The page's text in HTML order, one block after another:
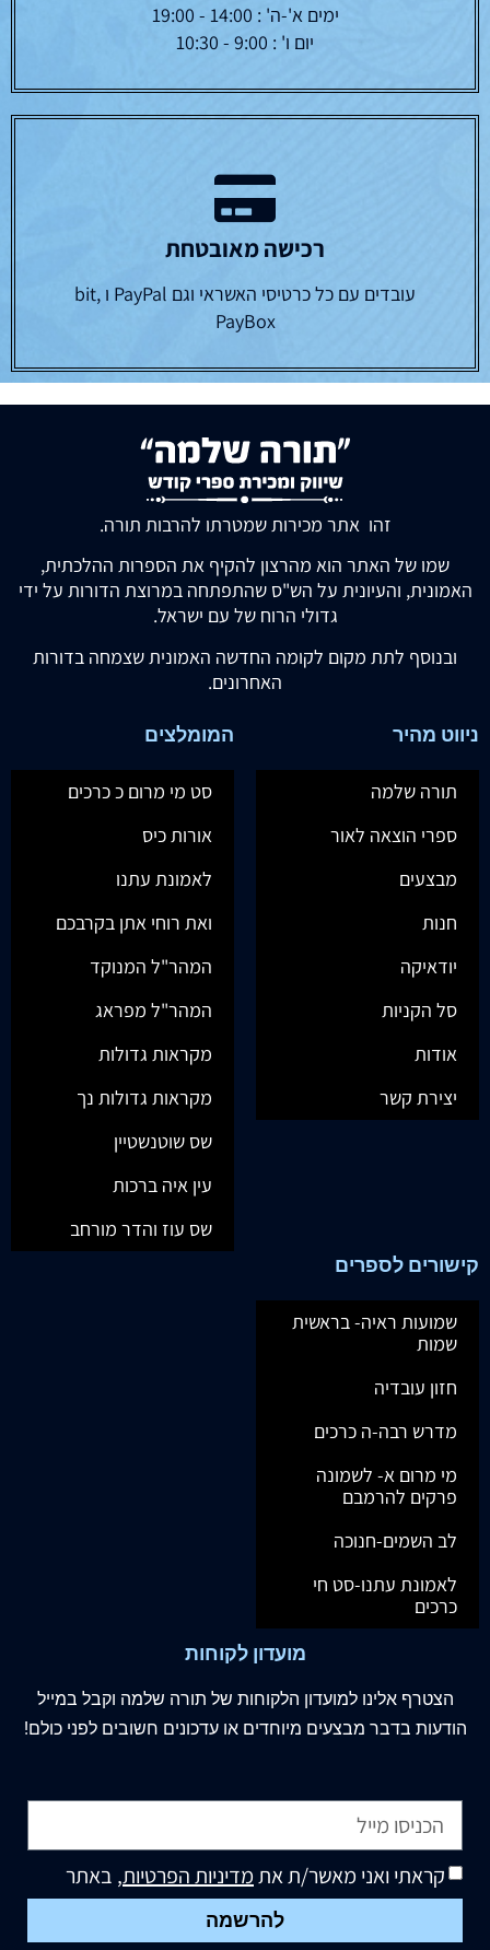
ימים א'-ה' : 14:00 - 19:00
יום ו' : 9:00 - 10:30
רכישה מאובטחת
עובדים עם כל כרטיסי האשראי וגם PayPal ו bit,
PayBox
זהו אתר מכירות שמטרתו להרבות תורה.
שמו של האתר הוא מהרצון להקיף את הספרות ההלכתית,
האמונית, והעיונית על הש"ס שהתפתחה במרוצת הדורות על ידי
גדולי הרוח של עם ישראל.
ובנוסף לתת מקום לקומה החדשה האמונית שצמחה בדורות
האחרונים.
ניווט מהיר
תורה שלמה
ספרי הוצאה לאור
מבצעים
חנות
יודאיקה
סל הקניות
אודות
יצירת קשר
המומלצים
סט מי מרום כ כרכים
אורות כיס
לאמונת עתנו
ואת רוחי אתן בקרבכם
המהר"ל המנוקד
המהר"ל מפראג
מקראות גדולות
מקראות גדולות נך
שס שוטנשטיין
עין איה ברכות
שס עוז והדר מורחב
קישורים לספרים
שמועות ראיה- בראשית
שמות
חזון עובדיה
מדרש רבה-ה כרכים
מי מרום א- לשמונה
פרקים להרמבם
לב השמים-חנוכה
לאמונת עתנו-סט חי
כרכים
מועדון לקוחות
הצטרף אלינו למועדון הלקוחות של תורה שלמה וקבל במייל
הודעות בדבר מבצעים מיוחדים או עדכונים חשובים לפני כולם!
קראתי ואני מאשר/ת אתמדיניות הפרטיות, באתר
להרשמה